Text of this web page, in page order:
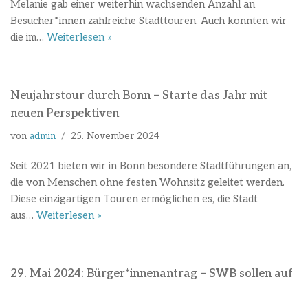
Melanie gab einer weiterhin wachsenden Anzahl an
Besucher*innen zahlreiche Stadttouren. Auch konnten wir
die im… Weiterlesen »
Neujahrstour durch Bonn – Starte das Jahr mit
neuen Perspektiven
von admin 25. November 2024
Seit 2021 bieten wir in Bonn besondere Stadtführungen an,
die von Menschen ohne festen Wohnsitz geleitet werden.
Diese einzigartigen Touren ermöglichen es, die Stadt
aus… Weiterlesen »
29. Mai 2024: Bürger*innenantrag – SWB sollen auf